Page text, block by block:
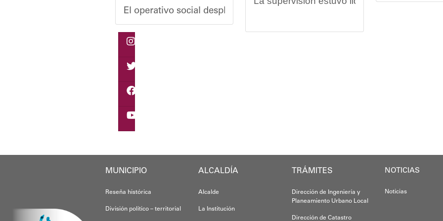
El operativo social desplegó un equipo multidisciplinario que ofreció
Eudicis Viva, habitante de la comunidad y beneficiaria del operativo,
Las obras en ejecución contemplan
MUNICIPIO
Reseña histórica
División político – territorial
ALCALDÍA
Alcalde
La Institución
TRÁMITES
Dirección de Ingeniería y
Planeamiento Urbano Local
Dirección de Catastro
NOTICIAS
Noticias